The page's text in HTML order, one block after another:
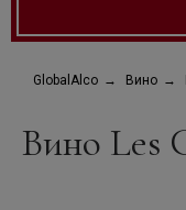
GlobalAlco Вино
Вино Les